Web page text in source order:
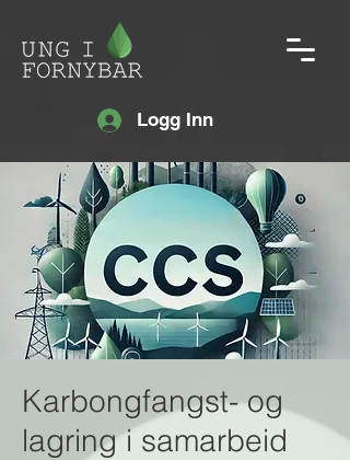
Logg Inn
Karbongfangst- og
lagring i samarbeid